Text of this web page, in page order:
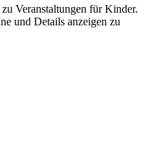
Veranstaltungen für Kinder.
und Details anzeigen zu